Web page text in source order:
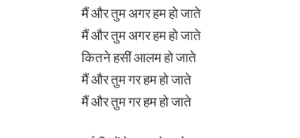
मैं और तुम अगर हम हो जाते
मैं और तुम अगर हम हो जाते
कितने हसीं आलम हो जाते
मैं और तुम गर हम हो जाते
मैं और तुम गर हम हो जाते